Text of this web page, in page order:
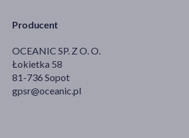
Producent
OCEANIC SP. Z O. O.
Łokietka 58
81-736 Sopot
gpsr@oceanic.pl